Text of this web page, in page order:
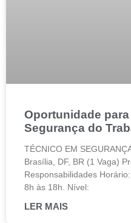
Oportunidade
Segurança do
TÉCNICO EM
Brasília, DF, BR (1 Vaga)
Responsabilidades
8h às 18h. Nível:
LER MAIS